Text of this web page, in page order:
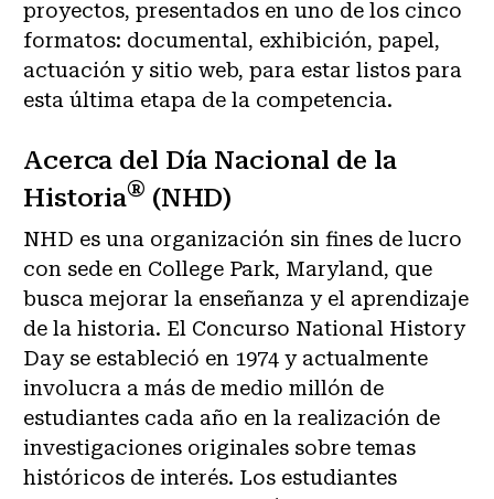
proyectos, presentados en uno de los cinco
formatos: documental, exhibición, papel,
actuación y sitio web, para estar listos para
esta última etapa de la competencia.
Acerca del Día Nacional de la
Historia® (NHD)
NHD es una organización sin fines de lucro
con sede en College Park, Maryland, que
busca mejorar la enseñanza y el aprendizaje
de la historia. El Concurso National History
Day se estableció en 1974 y actualmente
involucra a más de medio millón de
estudiantes cada año en la realización de
investigaciones originales sobre temas
históricos de interés. Los estudiantes